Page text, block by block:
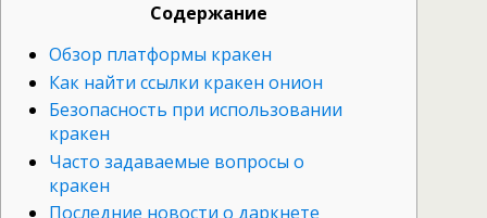
Содержание
Обзор платформы кракен
Как найти ссылки кракен онион
Безопасность при использовании
кракен
Часто задаваемые вопросы о
кракен
Последние новости о даркнете